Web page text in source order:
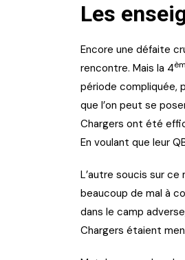
Les
Encore une défaite
rencontre. Mais la 4
période compliquée,
que l’on peut se
Chargers ont été
En voulant que leur
L’autre soucis sur
beaucoup de mal à
dans le camp
Chargers étaient